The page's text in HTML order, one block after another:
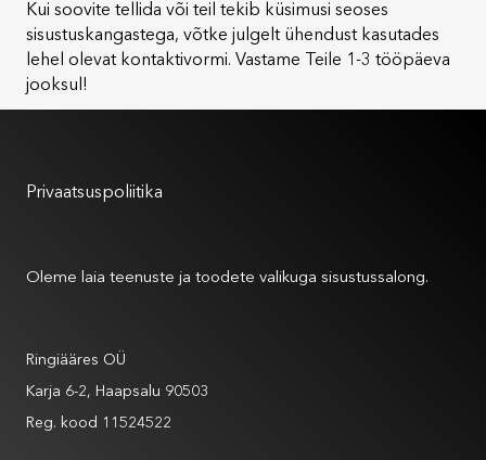
Kui soovite tellida või teil tekib küsimusi seoses
sisustuskangastega, võtke julgelt ühendust kasutades
lehel olevat kontaktivormi. Vastame Teile 1-3 tööpäeva
jooksul!
Privaatsuspoliitika
Oleme laia teenuste ja toodete valikuga sisustussalong.
Ringiääres OÜ
Karja 6-2, Haapsalu 90503
Reg. kood 11524522